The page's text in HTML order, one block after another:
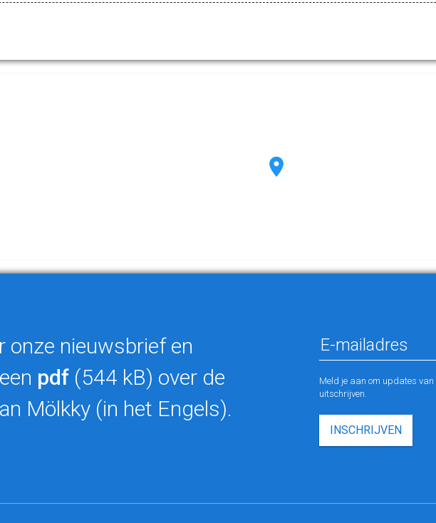
onze nieuwsbrief en
pdf (544 kB) over de
Mölkky (in het Engels).
Meld je aan om updates van
uitschrijven.
INSCHRIJVEN